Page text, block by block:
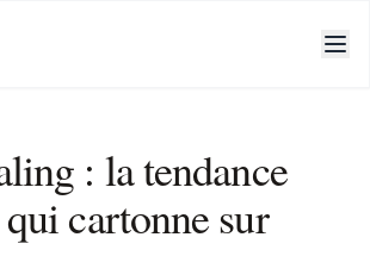
: la tendance
cartonne sur